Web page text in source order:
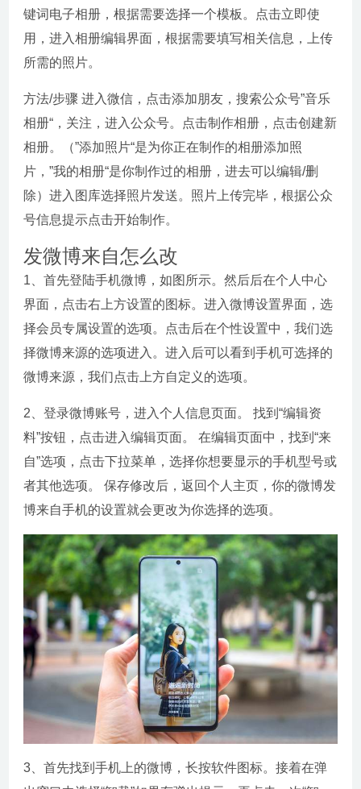
键词电子相册，根据需要选择一个模板。点击立即使
用，进入相册编辑界面，根据需要填写相关信息，上传
所需的照片。
方法/步骤 进入微信，点击添加朋友，搜索公众号”音乐
相册“，关注，进入公众号。点击制作相册，点击创建新
相册。（”添加照片“是为你正在制作的相册添加照
片，”我的相册“是你制作过的相册，进去可以编辑/删
除）进入图库选择照片发送。照片上传完毕，根据公众
号信息提示点击开始制作。
发微博来自怎么改
1、首先登陆手机微博，如图所示。然后后在个人中心
界面，点击右上方设置的图标。进入微博设置界面，选
择会员专属设置的选项。点击后在个性设置中，我们选
择微博来源的选项进入。进入后可以看到手机可选择的
微博来源，我们点击上方自定义的选项。
2、登录微博账号，进入个人信息页面。 找到“编辑资
料”按钮，点击进入编辑页面。 在编辑页面中，找到“来
自”选项，点击下拉菜单，选择你想要显示的手机型号或
者其他选项。 保存修改后，返回个人主页，你的微博发
博来自手机的设置就会更改为你选择的选项。
3、首先找到手机上的微博，长按软件图标。接着在弹